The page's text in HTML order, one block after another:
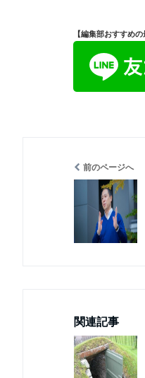
【編集部おすすめ
前のページへ
関連記事